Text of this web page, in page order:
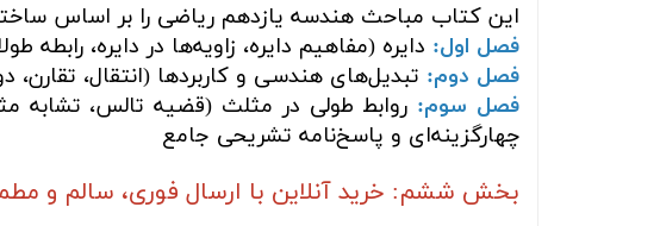
این کتاب مباحث هندسه یازدهم ریاضی را بر اساس
فصل اول: دایره (مفاهیم دایره، زاویه‌ها در دایره، رابطه
فصل دوم: تبدیل‌های هندسی و کاربردها (انتقال، تقارن،
فصل سوم: روابط طولی در مثلث (قضیه تالس، تشابه
چهارگزینه‌ای و پاسخ‌نامه تشریحی جامع
بخش ششم: خرید آنلاین با ارسال فوری، سالم و